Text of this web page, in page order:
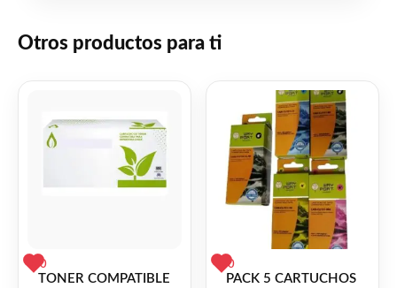
Otros productos para ti
0
TONER COMPATIBLE
0
PACK 5 CARTUCHOS